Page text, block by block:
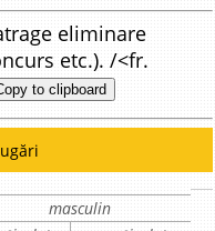
eliminare
etc.). /<fr.
to clipboard
masculin